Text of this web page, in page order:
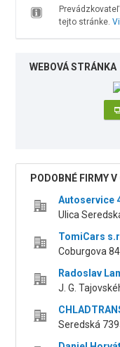
tejto stránke.
WEBOVÁ STRÁNKA
PODOBNÉ FIRMY V
Autoservice
Ulica
TomiCars
Coburgova
Radoslav
J. G.
Seredská